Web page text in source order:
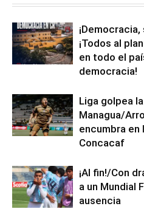
¡Todos al
en todo el
democracia!
Liga golpea
Managua/
encumbra en
Concacaf
¡Al fin!/Con
a un Mundial
ausencia